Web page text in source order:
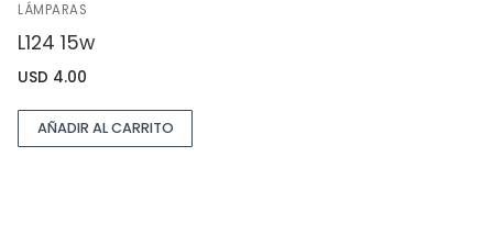
LÁMPARAS
L124 15w
USD 4.00
AÑADIR AL CARRITO